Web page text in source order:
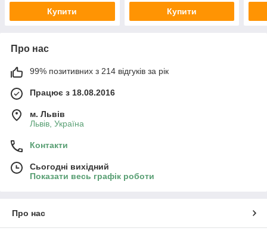
Купити Купити
Про нас
99% позитивних з 214 відгуків за рік
Працює з 18.08.2016
м. Львів
Львів, Україна
Контакти
Сьогодні вихідний
Показати весь графік роботи
Про нас